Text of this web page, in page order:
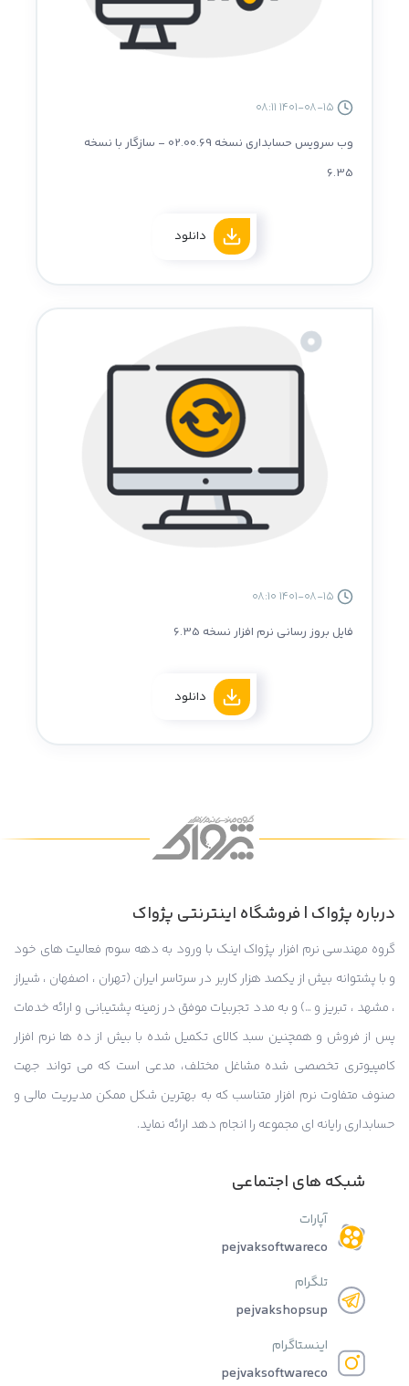
وب سرویس حسابداری نسخه 02.00.69 - سازگار با نسخه
6.35
دانلود
فایل بروز رسانی نرم افزار نسخه 6.35
دانلود
درباره پژواک | فروشگاه اینترنتی پژواک
گروه مهندسی نرم افزار پژواک اینک با ورود به دهه سوم فعالیت های خود
و با پشتوانه بیش از یکصد هزار کاربر در سرتاسر ایران (تهران ، اصفهان ، شیراز
، مشهد ، تبریز و …) و به مدد تجربیات موفق در زمینه پشتیبانی و ارائه خدمات
پس از فروش و همچنین سبد کالای تکمیل شده با بیش از ده ها نرم افزار
کامپیوتری تخصصی شده مشاغل مختلف، مدعی است که می تواند جهت
صنوف متفاوت نرم افزار متناسب که به بهترین شکل ممکن مدیریت مالی و
حسابداری رایانه ای مجموعه را انجام دهد ارائه نماید.
شبکه های اجتماعی
آپارات
pejvaksoftwareco
تلگرام
pejvakshopsup
اینستاگرام
pejvaksoftwareco